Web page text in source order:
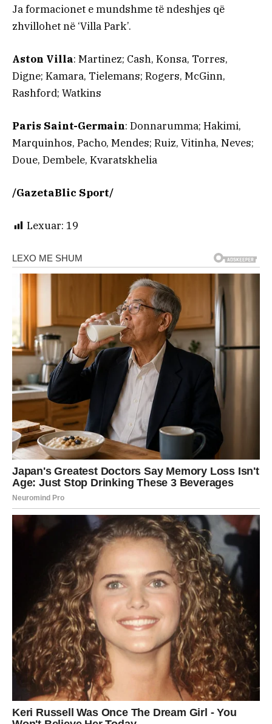
Ja formacionet e mundshme të ndeshjes që
zhvillohet në ‘Villa Park’.
Aston Villa: Martinez; Cash, Konsa, Torres,
Digne; Kamara, Tielemans; Rogers, McGinn,
Rashford; Watkins
Paris Saint-Germain: Donnarumma; Hakimi,
Marquinhos, Pacho, Mendes; Ruiz, Vitinha, Neves;
Doue, Dembele, Kvaratskhelia
/GazetaBlic Sport/
Lexuar: 19